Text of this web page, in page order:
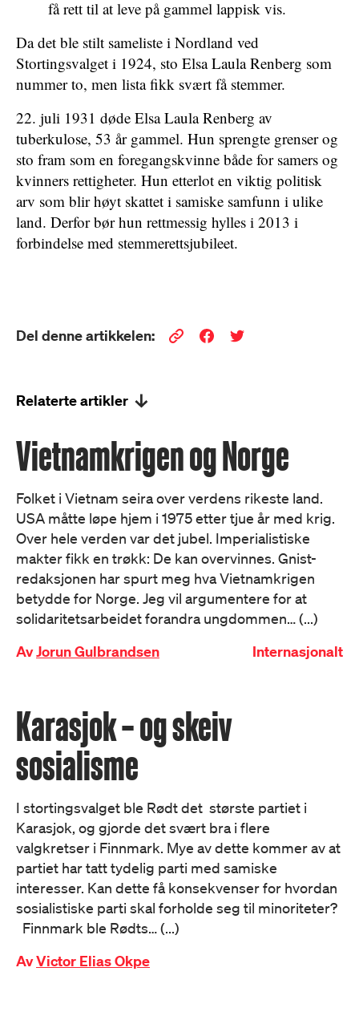
få rett til at leve på gammel lappisk vis.
Da det ble stilt sameliste i Nordland ved
Stortingsvalget i 1924, sto Elsa Laula Renberg som
nummer to, men lista fikk svært få stemmer.
22. juli 1931 døde Elsa Laula Renberg av
tuberkulose, 53 år gammel. Hun sprengte grenser og
sto fram som en foregangskvinne både for samers og
kvinners rettigheter. Hun etterlot en viktig politisk
arv som blir høyt skattet i samiske samfunn i ulike
land. Derfor bør hun rettmessig hylles i 2013 i
forbindelse med stemmerettsjubileet.
Del denne artikkelen:
Relaterte artikler
Vietnamkrigen og Norge
Folket i Vietnam seira over verdens rikeste land.
USA måtte løpe hjem i 1975 etter tjue år med krig.
Over hele verden var det jubel. Imperialistiske
makter fikk en trøkk: De kan overvinnes. Gnist-
redaksjonen har spurt meg hva Vietnamkrigen
betydde for Norge. Jeg vil argumentere for at
solidaritetsarbeidet forandra ungdommen… (...)
AvJorun Gulbrandsen Internasjonalt
Karasjok – og skeiv
sosialisme
I stortingsvalget ble Rødt det største partiet i
Karasjok, og gjorde det svært bra i flere
valgkretser i Finnmark. Mye av dette kommer av at
partiet har tatt tydelig parti med samiske
interesser. Kan dette få konsekvenser for hvordan
sosialistiske parti skal forholde seg til minoriteter?
Finnmark ble Rødts… (...)
AvVictor Elias Okpe